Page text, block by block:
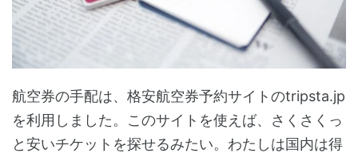
航空券の手配は、格安航空券予約サイトのtripsta.jp
を利用しました。このサイトを使えば、さくさくっ
と安いチケットを探せるみたい。わたしは国内は得